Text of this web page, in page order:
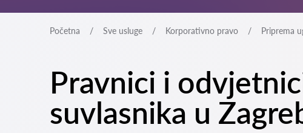
Početna Sve usluge Korporativno pravo Priprema
Pravnici i
suvlasnika u